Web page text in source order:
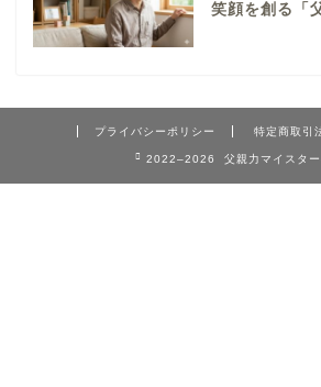
笑顔を創る「
プライバシーポリシー 特定商取引
2022–2026 父親力マイスター